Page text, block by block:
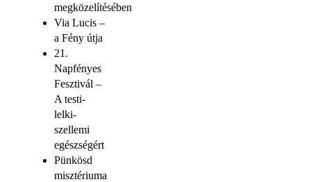
megközelítésében
Via Lucis –
a Fény útja
21.
Napfényes
Fesztivál –
A testi-
lelki-
szellemi
egészségért
Pünkösd
misztériuma